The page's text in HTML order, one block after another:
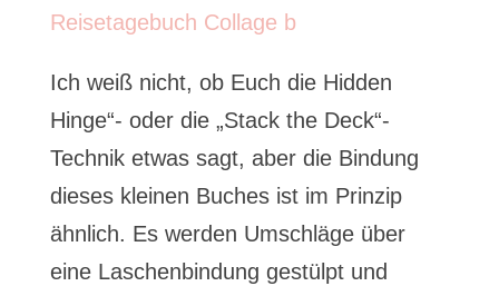
Ich weiß nicht, ob Euch die Hidden
Hinge“- oder die „Stack the Deck“-
Technik etwas sagt, aber die Bindung
dieses kleinen Buches ist im Prinzip
ähnlich. Es werden Umschläge über
eine Laschenbindung gestülpt und